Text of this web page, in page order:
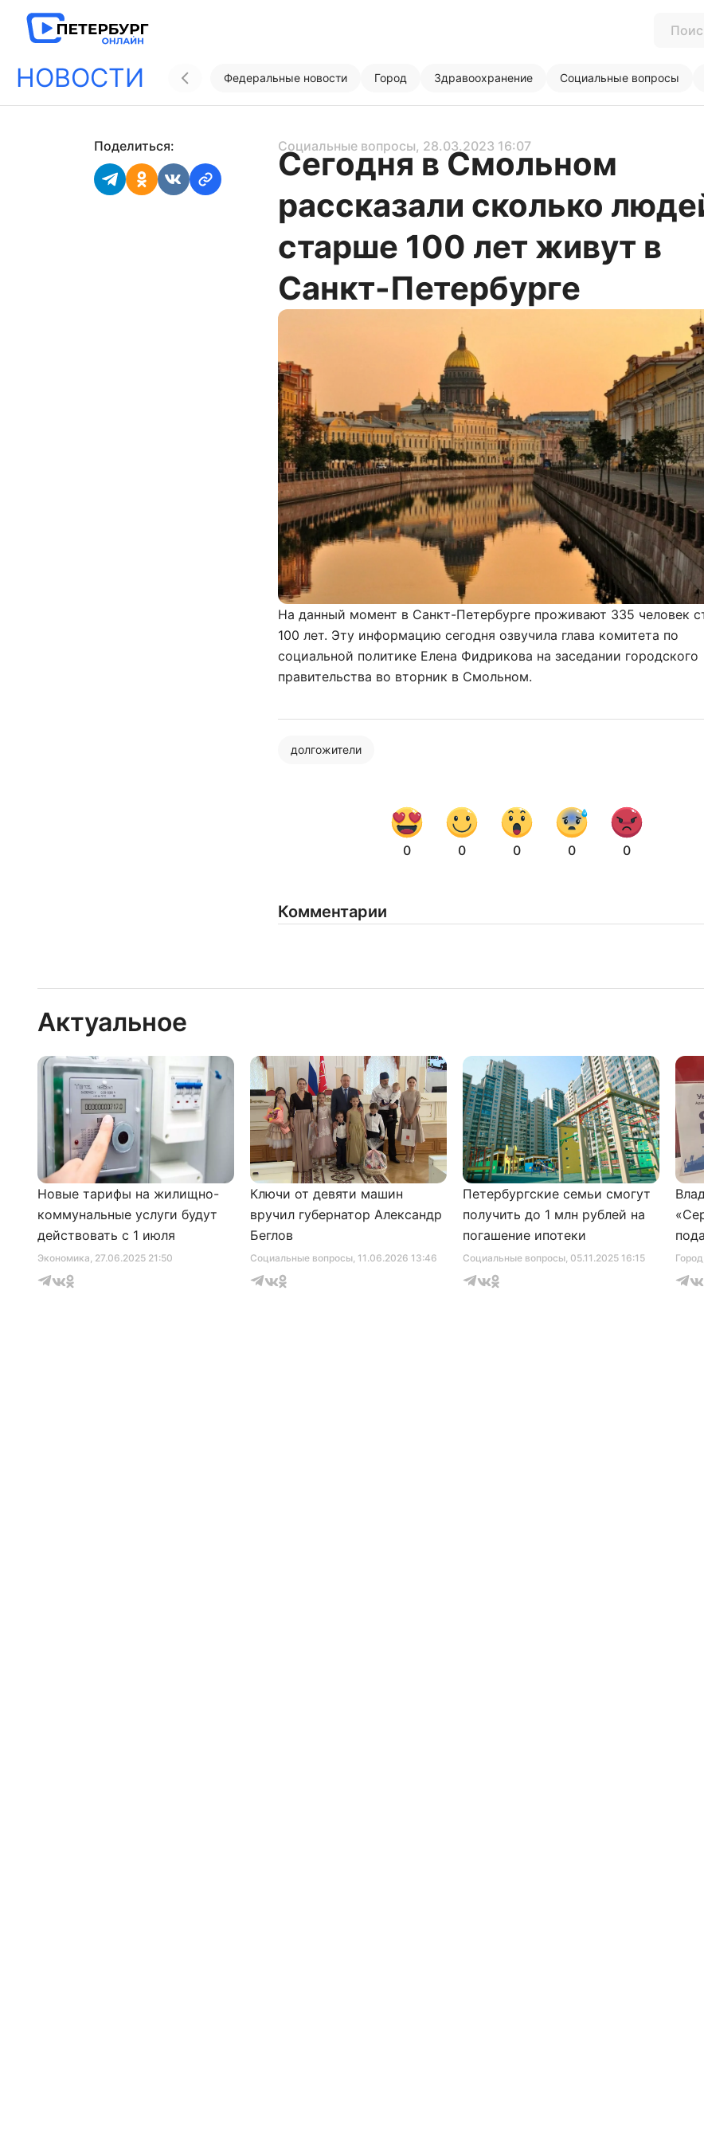
НОВОСТИ Федеральные новости Город Здравоохранение Социальные вопросы
Поделиться: Социальные вопросы, 28.03.2023 16:07
Сегодня в Смольном
рассказали сколько
старше 100 лет живут в
Санкт-Петербурге
На данный момент в Санкт-Петербурге проживают 335 человек
100 лет. Эту информацию сегодня озвучила глава комитета по
социальной политике Елена Фидрикова на заседании городского
правительства во вторник в Смольном.
долгожители
0 0 0 0 0
Комментарии
Актуальное
Экономика, 27.06.2025 21:50
Новые тарифы на жилищно-
коммунальные услуги будут
действовать с 1 июля
Социальные вопросы, 11.06.2026 13:46
Ключи от девяти машин
вручил губернатор Александр
Беглов
Социальные вопросы, 05.11.2025 16:15
Петербургские семьи смогут
получить до 1 млн рублей на
погашение ипотеки
Город